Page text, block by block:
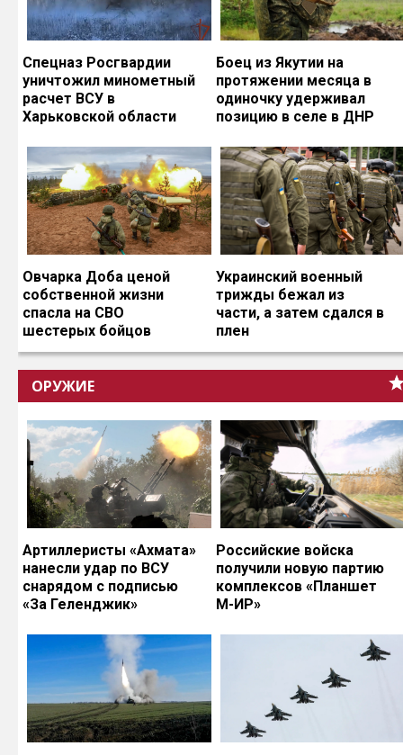
Спецназ Росгвардии
уничтожил минометный
расчет ВСУ в
Харьковской области
Боец из Якутии на
протяжении месяца в
одиночку удерживал
позицию в селе в ДНР
Овчарка Доба ценой
собственной жизни
спасла на СВО
шестерых бойцов
Украинский военный
трижды бежал из
части, а затем сдался в
плен
ОРУЖИЕ
Артиллеристы «Ахмата»
нанесли удар по ВСУ
снарядом с подписью
«За Геленджик»
Российские войска
получили новую партию
комплексов «Планшет
М-ИР»